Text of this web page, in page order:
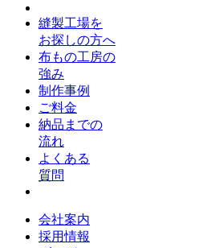
縫製工場を
お探しの方へ
布もの工房の
強み
制作事例
ご料金
納品までの
流れ
よくある
質問
会社案内
採用情報